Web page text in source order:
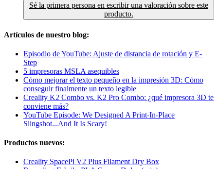
Sé la primera persona en escribir una valoración sobre este
producto.
Artículos de nuestro blog:
Episodio de YouTube: Ajuste de distancia de rotación y E-
Step
5 impresoras MSLA asequibles
Cómo mejorar el texto pequeño en la impresión 3D: Cómo
conseguir finalmente un texto legible
Creality K2 Combo vs. K2 Pro Combo: ¿qué impresora 3D te
conviene más?
YouTube Episode: We Designed A Print-In-Place
Slingshot...And It Is Scary!
Productos nuevos:
Creality SpacePi V2 Plus Filament Dry Box